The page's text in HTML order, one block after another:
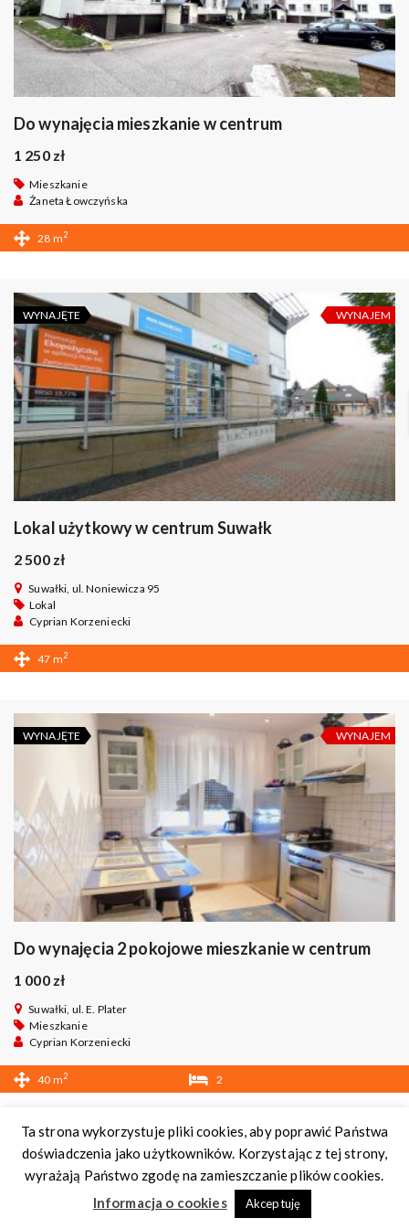
Do wynajęcia mieszkanie w centrum
1 250 zł
Mieszkanie
Żaneta Łowczyńska
28 m2
WYNAJĘTE WYNAJEM
Lokal użytkowy w centrum Suwałk
2 500 zł
Suwałki, ul. Noniewicza 95
Lokal
Cyprian Korzeniecki
47 m2
WYNAJĘTE WYNAJEM
Do wynajęcia 2 pokojowe mieszkanie w centrum
1 000 zł
Suwałki, ul. E. Plater
Mieszkanie
Cyprian Korzeniecki
40 m2
2
Internetowe Biuro Nieruchomości. Wszelkie prawa
zastrzeżone.
16-400 Suwałki, ul. Kościuszki 93
nieruchomosci@suwalki.info
, tel: 607 545 877
Ta strona wykorzystuje pliki cookies, aby poprawić Państwa
doświadczenia jako użytkowników. Korzystając z tej strony,
wyrażają Państwo zgodę na zamieszczanie plików cookies.
Informacja o cookies
Akceptuję